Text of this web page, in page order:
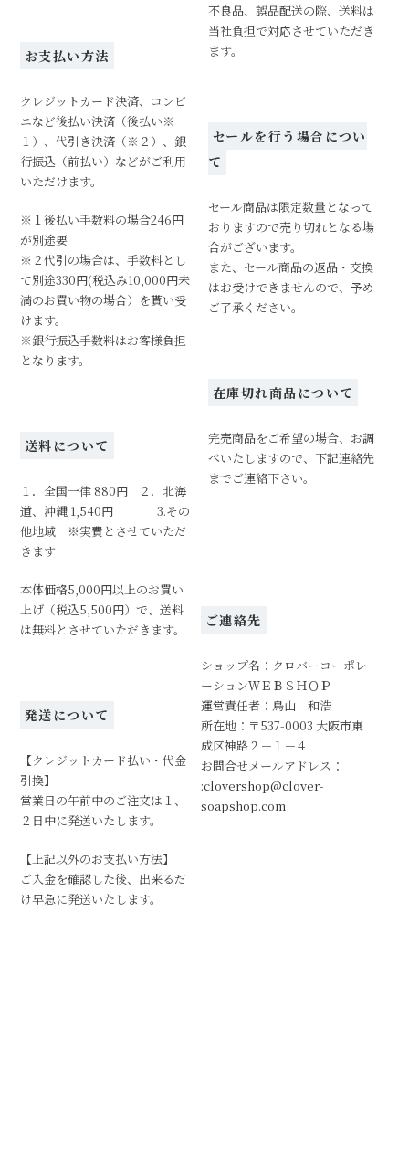
お支払い方法
クレジットカード決済、コンビ
ニなど後払い決済（後払い※
１）、代引き決済（※２）、銀
行振込（前払い）などがご利用
いただけます。
※１後払い手数料の場合246円
が別途要
※２代引の場合は、手数料とし
て別途330円(税込み10,000円未
満のお買い物の場合）を貰い受
けます。
※銀行振込手数料はお客様負担
となります。
送料について
１．全国一律 880円 ２．北海
道、沖縄 1,540円 3.その
他地域 ※実費とさせていただ
きます
本体価格5,000円以上のお買い
上げ（税込5,500円）で、送料
は無料とさせていただきます。
発送について
【クレジットカード払い・代金
引換】
営業日の午前中のご注文は１、
２日中に発送いたします。
【上記以外のお支払い方法】
ご入金を確認した後、出来るだ
け早急に発送いたします。
不良品、誤品配送の際、送料は
当社負担で対応させていただき
ます。
セールを行う場合につい
て
セール商品は限定数量となって
おりますので売り切れとなる場
合がございます。
また、セール商品の返品・交換
はお受けできませんので、予め
ご了承ください。
在庫切れ商品について
完売商品をご希望の場合、お調
べいたしますので、下記連絡先
までご連絡下さい。
ご連絡先
ショップ名：クロバーコーポレ
ーションＷＥＢＳＨＯＰ
運営責任者：鳥山 和浩
所在地：〒537-0003 大阪市東
成区神路２－１－４
お問合せメールアドレス：
:clovershop@clover-
soapshop.com